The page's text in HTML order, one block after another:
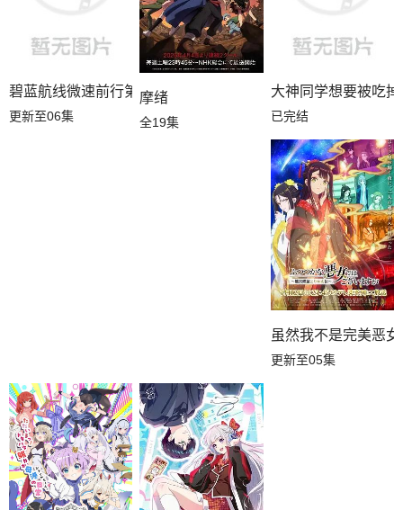
碧蓝航线微速前行第二季
更新至06集
摩绪
全19集
大神同学想要被吃
已完结
虽然我不是完美恶
更新至05集